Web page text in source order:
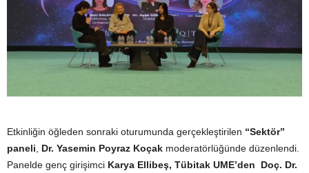
Etkinliğin öğleden sonraki oturumunda gerçekleştirilen “Sektör”
paneli
Dr. Yasemin Poyraz Koçak moderatörlüğünde düzenlendi.
Panelde genç girişimci Karya Ellibeş, Tübitak UME’den Doç. Dr.